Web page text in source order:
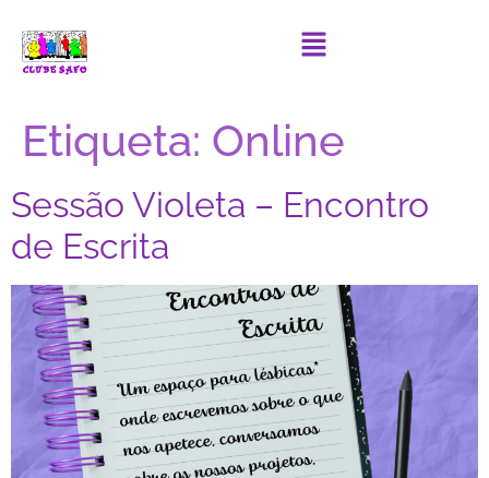
Etiqueta: Online
Sessão Violeta – Encontro
de Escrita